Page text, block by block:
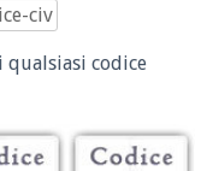
codice